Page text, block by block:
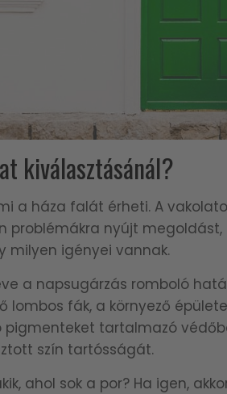
kiválasztásánál?
a háza falát érheti. A
problémákra nyújt
milyen igényei vannak.
a napsugárzás romboló
lombos fák, a környező
pigmenteket tartalmazó
szín tartósságát.
ahol sok a por? Ha igen,